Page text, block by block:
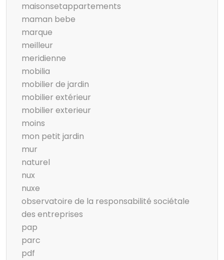
maisonsetappartements
maman bebe
marque
meilleur
meridienne
mobilia
mobilier de jardin
mobilier extérieur
mobilier exterieur
moins
mon petit jardin
mur
naturel
nux
nuxe
observatoire de la responsabilité sociétale
des entreprises
pap
parc
pdf